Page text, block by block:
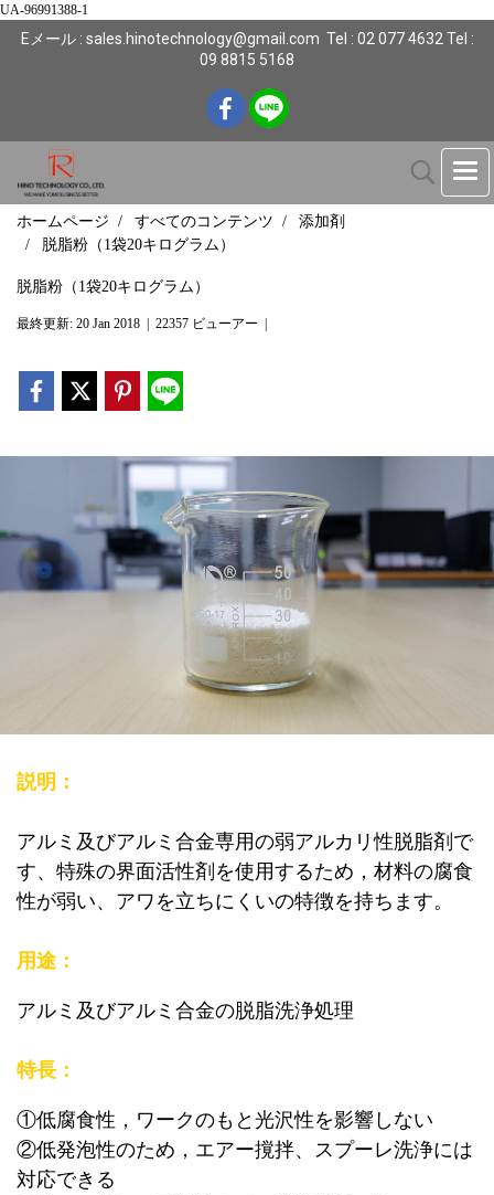
UA-96991388-1
Eメール : sales.hinotechnology@gmail.com Tel : 02 077 4632 Tel :
09 8815 5168
ホームページ すべてのコンテンツ
添加剤
脱脂粉（1袋20キログラム）
脱脂粉（1袋20キログラム）
最終更新: 20 Jan 2018 22357 ビューアー
説明：
アルミ及びアルミ合⾦専⽤の弱アルカリ性脱脂剤で
す、特殊の界⾯活性剤を使⽤するため，材料の腐⻝
性が弱い、アワを⽴ちにくいの特徴を持ちます。
⽤途：
アルミ及びアルミ合⾦の脱脂洗浄処理
特⻑：
①低腐⻝性，ワークのもと光沢性を影響しない
②低発泡性のため，エアー撹拌、スプーレ洗浄には
対応できる